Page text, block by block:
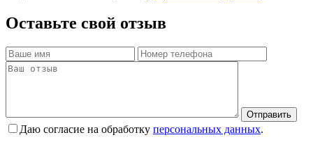
Оставьте свой отзыв
Отправить
Даю согласие на обработку персональных данных.